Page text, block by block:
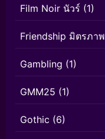
Film Noir นัวร์ (1)
Friendship มิตรภาพ
Gambling (1)
GMM25 (1)
Gothic (6)